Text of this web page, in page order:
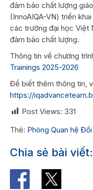
đảm bảo chất lượng
(InnoAIQA-VN) triển
các trường đại học Việt
đảm bảo chất lượng.
Thông tin về chương
Trainings 2025-2026
Để biết thêm thông tin,
https://
Post Views: 331
Thẻ: Phòng Quan hệ
Chia sẻ bài viết: